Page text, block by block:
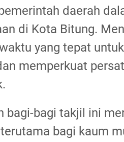
daerah
di Kota Bitung.
yang tepat
memperkuat
bagi-bagi takjil ini
bagi kaum